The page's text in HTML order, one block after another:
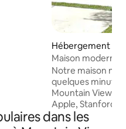
Hébergement ⋅
ew
Maison moderne
de Mountain
Notre maison
quelques
Mountain View,
Apple, Stanford
Caltrain station et
vient d'être
dans les